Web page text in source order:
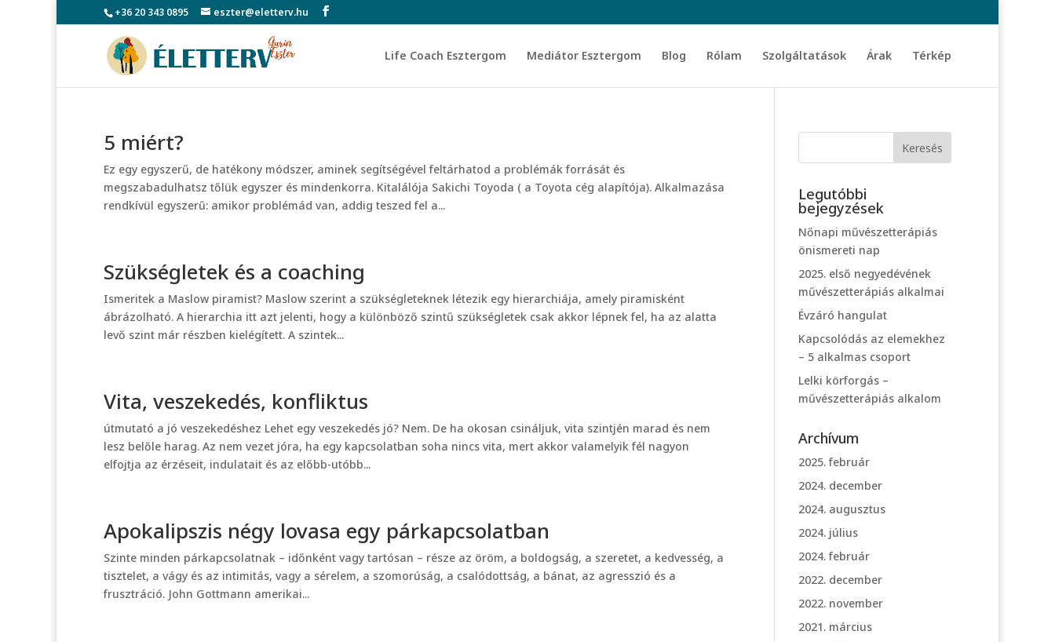
+36 20 343 0895 eszter@eletterv.hu
Life Coach Esztergom Mediátor Esztergom Blog Rólam Szolgáltatások Árak Térkép
5 miért?
Ez egy egyszerű, de hatékony módszer, aminek segítségével feltárhatod a problémák forrását és
megszabadulhatsz tőlük egyszer és mindenkorra. Kitalálója Sakichi Toyoda ( a Toyota cég alapítója). Alkalmazása
rendkívül egyszerű: amikor problémád van, addig teszed fel a...
Szükségletek és a coaching
Ismeritek a Maslow piramist? Maslow szerint a szükségleteknek létezik egy hierarchiája, amely piramisként
ábrázolható. A hierarchia itt azt jelenti, hogy a különböző szintű szükségletek csak akkor lépnek fel, ha az alatta
levő szint már részben kielégített. A szintek...
Vita, veszekedés, konfliktus
útmutató a jó veszekedéshez Lehet egy veszekedés jó? Nem. De ha okosan csináljuk, vita szintjén marad és nem
lesz belőle harag. Az nem vezet jóra, ha egy kapcsolatban soha nincs vita, mert akkor valamelyik fél nagyon
elfojtja az érzéseit, indulatait és az előbb-utóbb...
Apokalipszis négy lovasa egy párkapcsolatban
Szinte minden párkapcsolatnak – időnként vagy tartósan – része az öröm, a boldogság, a szeretet, a kedvesség, a
tisztelet, a vágy és az intimitás, vagy a sérelem, a szomorúság, a csalódottság, a bánat, az agresszió és a
frusztráció. John Gottmann amerikai...
Legutóbbi
bejegyzések
Nőnapi művészetterápiás
önismereti nap
2025. első negyedévének
művészetterápiás alkalmai
Évzáró hangulat
Kapcsolódás az elemekhez
– 5 alkalmas csoport
Lelki körforgás –
művészetterápiás alkalom
Archívum
2025. február
2024. december
2024. augusztus
2024. július
2024. február
2022. december
2022. november
2021. március